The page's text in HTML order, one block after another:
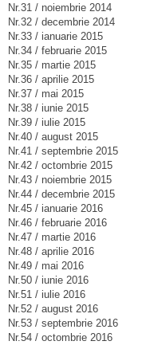
Nr.31 / noiembrie 2014
Nr.32 / decembrie 2014
Nr.33 / ianuarie 2015
Nr.34 / februarie 2015
Nr.35 / martie 2015
Nr.36 / aprilie 2015
Nr.37 / mai 2015
Nr.38 / iunie 2015
Nr.39 / iulie 2015
Nr.40 / august 2015
Nr.41 / septembrie 2015
Nr.42 / octombrie 2015
Nr.43 / noiembrie 2015
Nr.44 / decembrie 2015
Nr.45 / ianuarie 2016
Nr.46 / februarie 2016
Nr.47 / martie 2016
Nr.48 / aprilie 2016
Nr.49 / mai 2016
Nr.50 / iunie 2016
Nr.51 / iulie 2016
Nr.52 / august 2016
Nr.53 / septembrie 2016
Nr.54 / octombrie 2016